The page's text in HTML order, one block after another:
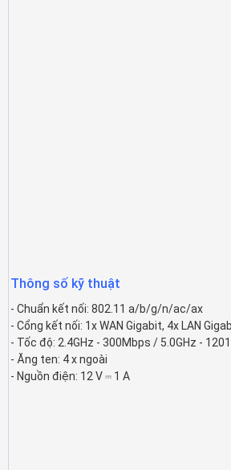
Thông số kỹ thuật
- Chuẩn kết nối: 802.11 a/b/g/n/ac/ax
- Cổng kết nối: 1x WAN Gigabit, 4x LAN
- Tốc độ: 2.4GHz - 300Mbps / 5.0GHz -
- Ăng ten: 4 x ngoài
- Nguồn điện: 12 V ⎓ 1 A